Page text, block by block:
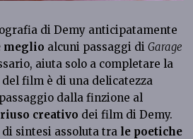
di Demy anticipatamente
meglio alcuni passaggi diGarage
aiuta solo a completare la
film è di una delicatezza
dalla finzione al
riuso creativo dei film di Demy.
di sintesi assoluta tra le poetiche